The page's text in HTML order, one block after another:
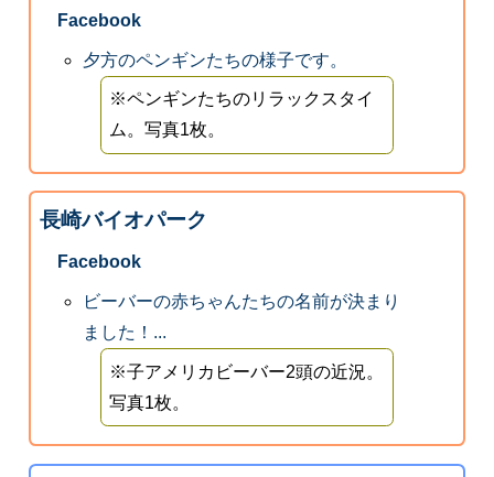
Facebook
夕方のペンギンたちの様子です。
※ペンギンたちのリラックスタイ
ム。写真1枚。
長崎バイオパーク
Facebook
ビーバーの赤ちゃんたちの名前が決まり
ました！...
※子アメリカビーバー2頭の近況。
写真1枚。